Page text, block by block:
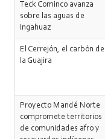
Teck Cominco avanza
sobre las aguas de
Ingahuaz
El Cerrejón, el carbón de
la Guajira
Proyecto Mandé Norte
compromete territorios
de comunidades afro y